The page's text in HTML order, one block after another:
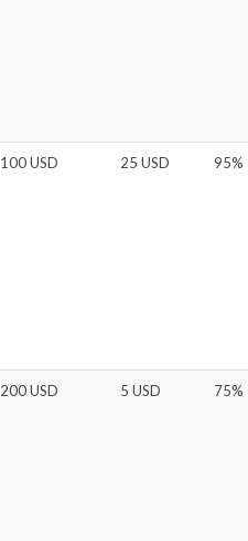
100 USD 25 USD 95%
200 USD 5 USD 75%